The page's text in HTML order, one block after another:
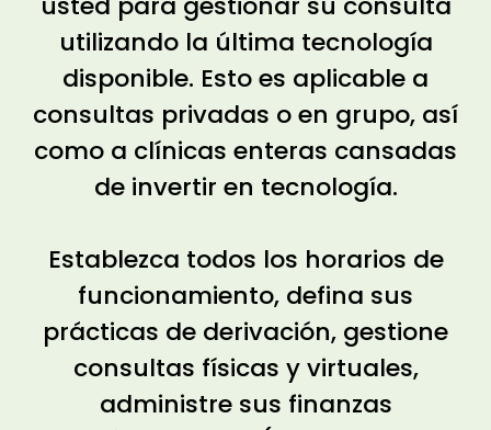
utilizando la última tecnología
disponible. Esto es aplicable a
consultas privadas o en grupo, así
como a clínicas enteras cansadas
de invertir en tecnología.
Establezca todos los horarios de
funcionamiento, defina sus
prácticas de derivación, gestione
consultas físicas y virtuales,
administre sus finanzas